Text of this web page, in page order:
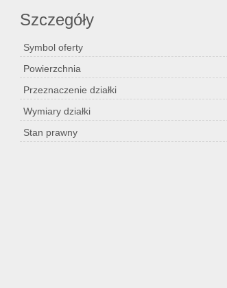
Szczegóły
Symbol oferty
Powierzchnia
Przeznaczenie działki
Wymiary działki
Stan prawny